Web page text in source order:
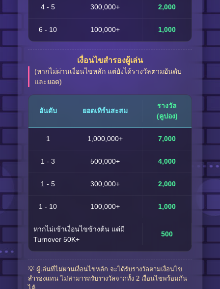
4 - 5 300,000+ 2,000
6 - 10 100,000+ 1,000
เงื่อนไขสำรองผู้เล่น
(หากไม่ผ่านเงื่อนไขหลัก แต่ยังได้รางวัลตามอันดับ
และยอด)
อันดับ ยอดเทิร์นสะสม
รางวัล
(คูปอง)
1 1,000,000+ 7,000
1 - 3 500,000+ 4,000
1 - 5 300,000+ 2,000
1 - 10 100,000+ 1,000
หากไม่เข้าเงื่อนไขข้างต้น แต่มี
Turnover 50K+
500
💡 ผู้เล่นที่ไม่ผ่านเงื่อนไขหลัก จะได้รับรางวัลตามเงื่อนไข
สำรองแทน ไม่สามารถรับรางวัลจากทั้ง 2 เงื่อนไขพร้อมกัน